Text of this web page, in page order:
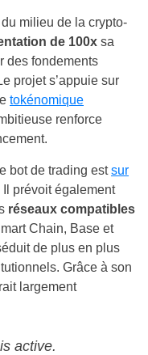
milieu de la crypto-
de 100x sa
des fondements
projet s’appuie sur
tokénomique
renforce
bot de trading estsur
Il prévoit également
réseaux compatibles
Chain, Base et
de plus en plus
Grâce à son
largement
active.